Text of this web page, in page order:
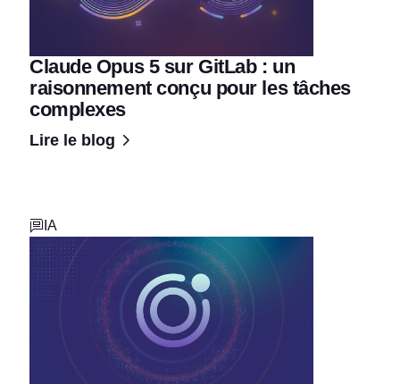
Claude Opus 5 sur GitLab : un
raisonnement conçu pour les tâches
complexes
Lire le blog
IA